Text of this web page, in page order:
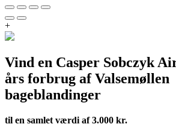
+
Vind en Casper Sobczyk
års forbrug af Valsemøllen
bageblandinger
til en samlet værdi af 3.000 kr.